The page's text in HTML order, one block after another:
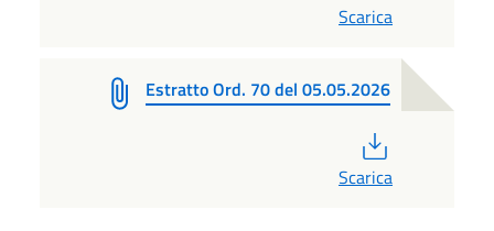
Scarica
Estratto Ord. 70 del 05.05.2026
Scarica